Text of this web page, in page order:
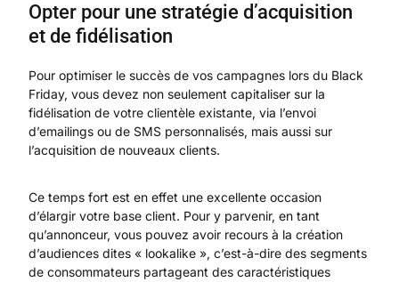
Opter pour une stratégie d’acquisition
et de fidélisation
Pour optimiser le succès de vos campagnes lors du Black
Friday, vous devez non seulement capitaliser sur la
fidélisation de votre clientèle existante, via l’envoi
d’emailings ou de SMS personnalisés, mais aussi sur
l’acquisition de nouveaux clients.
Ce temps fort est en effet une excellente occasion
d’élargir votre base client. Pour y parvenir, en tant
qu’annonceur, vous pouvez avoir recours à la création
d’audiences dites « lookalike », c’est-à-dire des segments
de consommateurs partageant des caractéristiques